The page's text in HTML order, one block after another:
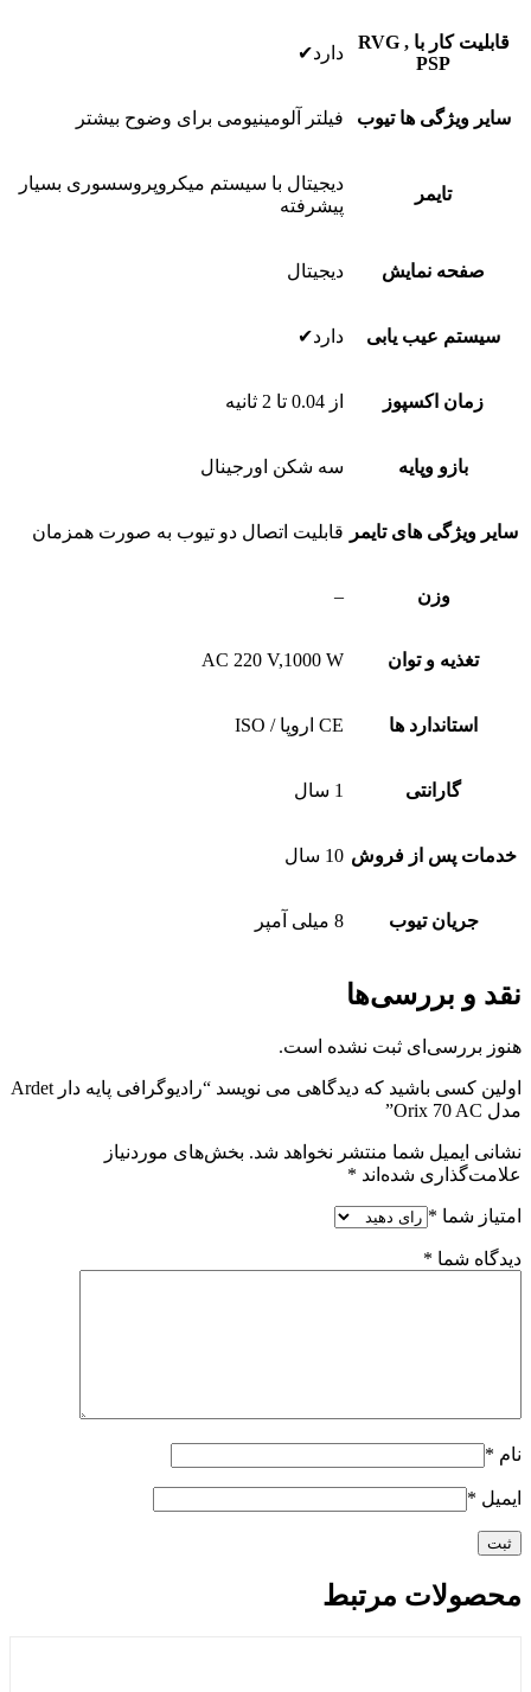
قابلیت کار با RVG ,
PSP
دارد✔
سایر ویژگی ها تیوب فیلتر آلومینیومی برای وضوح بیشتر
تایمر
دیجیتال با سیستم میکروپروسسوری بسیار
پیشرفته
صفحه نمایش دیجیتال
سیستم عیب یابی دارد✔
زمان اکسپوز از 0.04 تا 2 ثانیه
بازو وپایه سه شکن اورجینال
سایر ویژگی های تایمر قابلیت اتصال دو تیوب به صورت همزمان
وزن –
تغذیه و توان AC 220 V,1000 W
استاندارد ها CE اروپا / ISO
گارانتی 1 سال
خدمات پس از فروش 10 سال
جریان تیوب 8 میلی آمپر
نقد و بررسی‌ها
هنوز بررسی‌ای ثبت نشده است.
اولین کسی باشید که دیدگاهی می نویسد “رادیوگرافی پایه دار Ardet
مدل Orix 70 AC”
نشانی ایمیل شما منتشر نخواهد شد. بخش‌های موردنیاز
علامت‌گذاری شده‌اند *
امتیاز شما *
دیدگاه شما *
نام *
ایمیل *
محصولات مرتبط